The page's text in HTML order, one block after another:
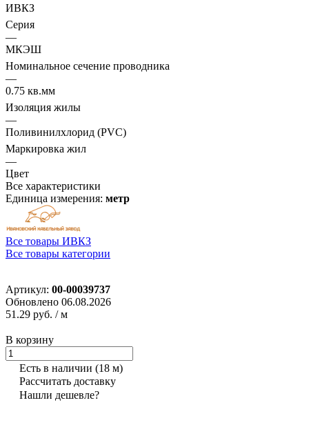
ИВКЗ
Серия
—
МКЭШ
Номинальное сечение проводника
—
0.75 кв.мм
Изоляция жилы
—
Поливинилхлорид (PVC)
Маркировка жил
—
Цвет
Все характеристики
Единица измерения: метр
Все товары ИВКЗ
Все товары категории
Артикул: 00-00039737
Обновлено 06.08.2026
51.29 руб. / м
В корзину
Есть в наличии (18 м)
Рассчитать доставку
Нашли дешевле?